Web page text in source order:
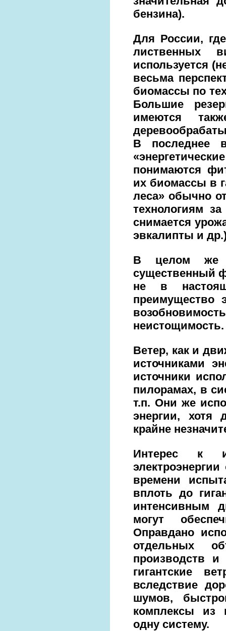
бензина).
Для России,
лиственных
используется
весьма
биомассы по
Большие
имеются
В последнее
понимаются
их биомассы в
леса» обычно
технологиям
снимается
эвкалипты и
В целом же
существенный
не в
преимущество
неистощимость.
Ветер, как и
источниками
источники
пилорамах, в
т.п. Они же
энергии, хотя
крайне
Интерес к
времени
вплоть до
интенсивным
могут
Оправдано
отдельных
производств
гигантские
вследствие
шумов,
комплексы из
одну систему.